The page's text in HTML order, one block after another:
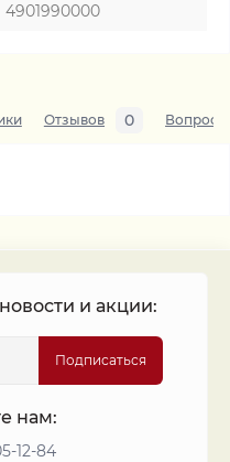
4901990000
Отзывов 0 Вопросы
и акции:
Подписаться
нам:
12-84